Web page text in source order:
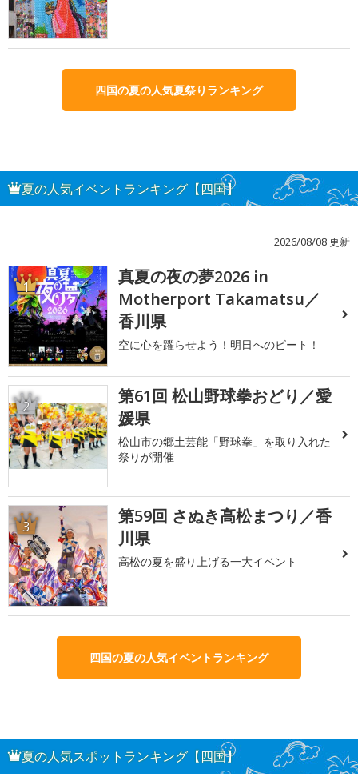
四国の夏の人気夏祭りランキング
夏の人気イベントランキング【四国】
2026/08/08 更新
1
真夏の夜の夢2026 in
Motherport Takamatsu／
香川県
空に心を躍らせよう！明日へのビート！
2
第61回 松山野球拳おどり／愛
媛県
松山市の郷土芸能「野球拳」を取り入れた
祭りが開催
3
第59回 さぬき高松まつり／香
川県
高松の夏を盛り上げる一大イベント
四国の夏の人気イベントランキング
夏の人気スポットランキング【四国】